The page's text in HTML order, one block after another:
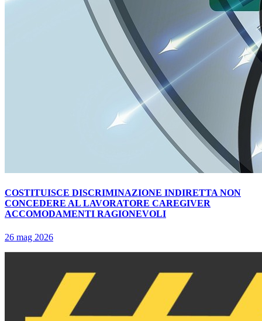
COSTITUISCE DISCRIMINAZIONE INDIRETTA NON
CONCEDERE AL LAVORATORE CAREGIVER
ACCOMODAMENTI RAGIONEVOLI
26 mag 2026